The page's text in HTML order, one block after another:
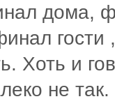
дома,
Хоть и
не